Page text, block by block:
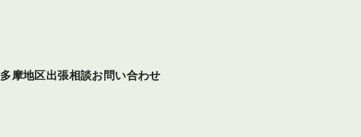
多摩地区出張相談お問い合わせ